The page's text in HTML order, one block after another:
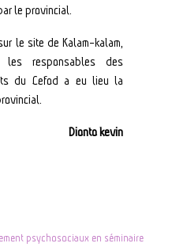
le provincial.
le site de Kalam-kalam,
les responsables des
du Cefod a eu lieu la
Dionto kevin
psychosociaux en séminaire